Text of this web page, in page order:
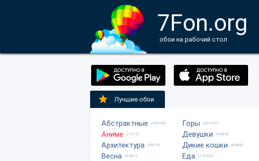
7Fon.org
обои на рабочий стол
Лучшие обои
Абстрактные (18042)
Аниме (1217)
Архитектура (2816)
Весна (6481)
Горы (20702)
Девушки (2684)
Дикие кошки (6488)
Еда (13705)